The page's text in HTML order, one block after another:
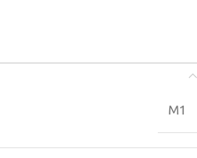
M1